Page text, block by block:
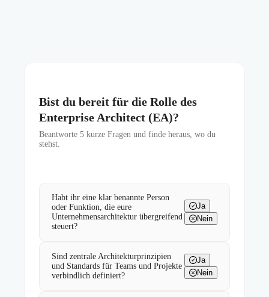
Bist du bereit für die Rolle des
Enterprise Architect (EA)?
Beantworte 5 kurze Fragen und finde heraus, wo du
stehst.
Habt ihr eine klar benannte Person
oder Funktion, die eure
Unternehmensarchitektur übergreifend
steuert?
Ja
Nein
Sind zentrale Architekturprinzipien
und Standards für Teams und Projekte
verbindlich definiert?
Ja
Nein